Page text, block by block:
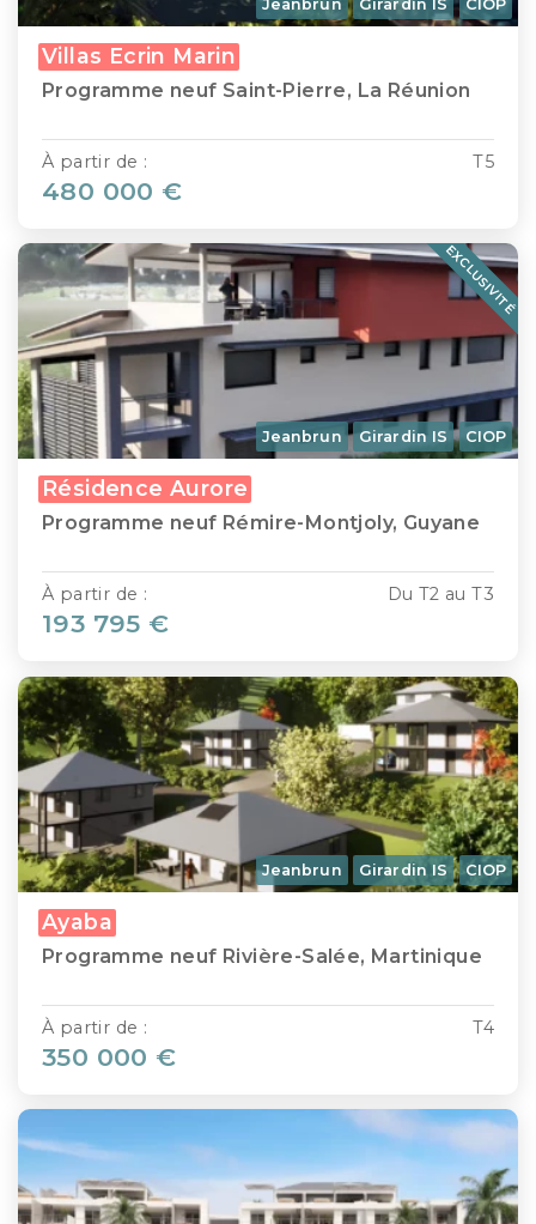
Jeanbrun Girardin IS CIOP
Villas Ecrin Marin
Programme neuf Saint-Pierre, La Réunion
T5
À partir de :
480 000 €
Jeanbrun Girardin IS CIOP
Résidence Aurore
Programme neuf Rémire-Montjoly, Guyane
Du T2 au T3
À partir de :
193 795 €
EXCLUSIVITÉ
Jeanbrun Girardin IS CIOP
Ayaba
Programme neuf Rivière-Salée, Martinique
T4
À partir de :
350 000 €